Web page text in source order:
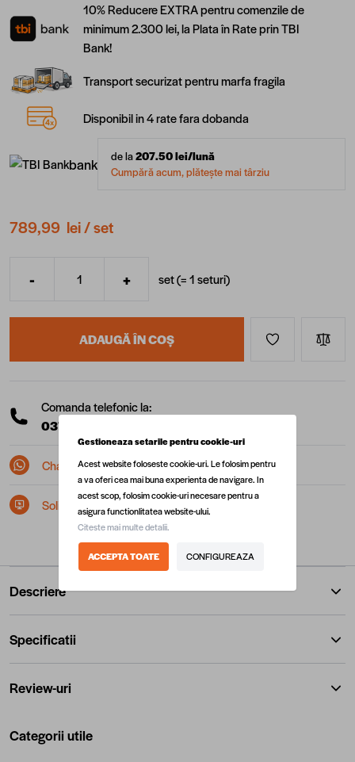
10% Reducere EXTRA pentru comenzile de
minimum 2.300 lei, la Plata în Rate prin TBI
Bank!
Transport securizat pentru marfa fragila
Disponibil in 4 rate fara dobanda
bank de la207.50lei/lună
Cumpără acum, plătește mai târziu
789,99 lei/ set
Cantitate
- + set (=1seturi)
ADAUGĂ ÎN COȘ
Comanda telefonic la:
0377 10 22 22
Chat pe Whatsapp
Solicita postare in SEAP/SICAP
Descriere
Specificatii
Review-uri
Categorii utile
Gestioneaza setarile pentru cookie-uri
Acest website foloseste cookie-uri. Le folosim pentru
a va oferi cea mai buna experienta de navigare. In
acest scop, folosim cookie-uri necesare pentru a
asigura functionlitatea website-ului.
Citeste mai multe detalii.
ACCEPTA TOATE CONFIGUREAZA